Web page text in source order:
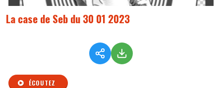
La case de Seb du 30 01 2023
ÉCOUTEZ